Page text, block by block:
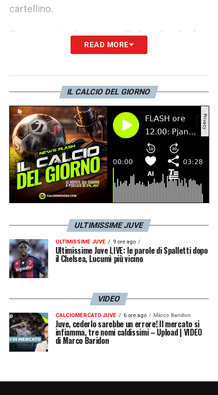
cartellino.
Due trattative parallele: Sorloth
Gonzalez
manchino soltanto alcuni dettagli da limare
per vedere Sorloth con la maglia bianconera,
dall’altra c’è un’altra matassa da districare:
quella relativa a
L’argentino, protagonista in prestito con i
colchoneros negli ultimi mesi, è un elemento
che potrebbe agevolare o complicare i
negoziati tra le due società, anche se fonti
READ MORE
IL CALCIO DEL GIORNO
ULTIMISSIME JUVE
ULTIMISSIME JUVE 9 ore ago
Ultimissime Juve LIVE: le parole di Spalletti dopo
il Chelsea, Lucumì più vicino
VIDEO
CALCIOMERCATO JUVE 6 ore ago Marco Baridon
Juve, cederlo sarebbe un errore! Il mercato si
infiamma, tre nomi caldissimi – Upload | VIDEO
di Marco Baridon